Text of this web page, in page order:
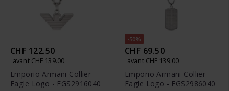
CHF 122.50
avant CHF 139.00
Emporio Armani Collier
Eagle Logo - EGS2916040
-50%
CHF 69.50
avant CHF 139.00
Emporio Armani Collier
Eagle Logo - EGS2986040